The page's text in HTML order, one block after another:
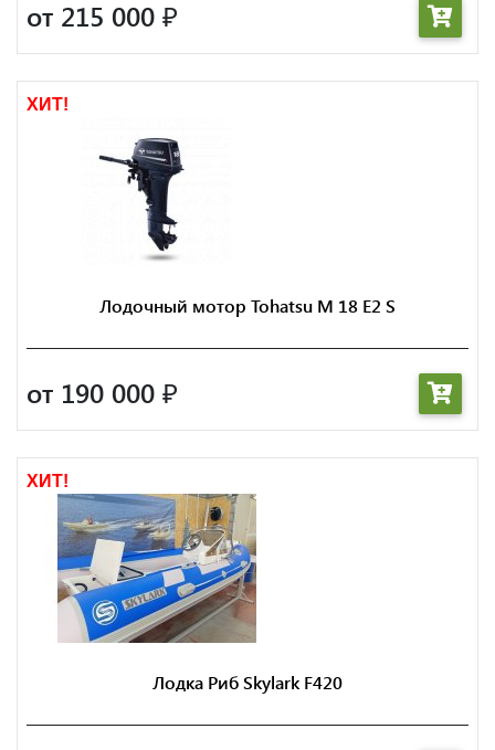
от 215 000 ₽
ХИТ!
Лодочный мотор Tohatsu M 18 E2 S
от 190 000 ₽
ХИТ!
Лодка Риб Skylark F420